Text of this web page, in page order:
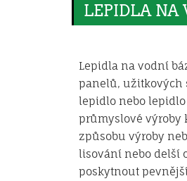
LEPIDLA NA
Lepidla na vodní
panelů, užitkových
lepidlo nebo
průmyslové výroby
způsobu výroby
lisování nebo delší
poskytnout